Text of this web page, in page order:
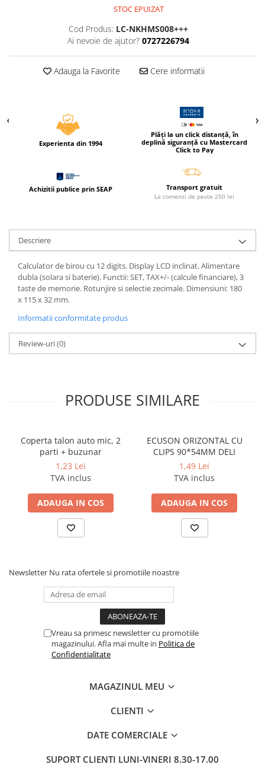
Ierbare scolare
Accesorii pictura
Creioane cerate
Creioane mecanice si rezerve
Cerneala si rezerva pentru stilou
Stilouri
Radiere
Echere, rigle, raportoare, compase,
sabloane, truse geometrie
Compas scolar
Truse geometrie
Foarfeci
Markere evidentiatoare text
Markere speciale pentru desen
Pixuri si rezerve
Carti si jocuri pentru copii
Carti de colorat si povestit
Jocuri / Party
Diverse articole pentru scoala
Instrumente de scris
STOC EPUIZAT
Cod Produs: LC-NKHMS008+++
Ai nevoie de ajutor? 0727226794
Adauga la Favorite Cere informatii
Experienta din 1994
Plăți la un click distanță, în
deplină siguranță cu Mastercard
Click to Pay
Achizitii publice prin SEAP Transport gratuit
La comenzi de peste 250 lei
Descriere
Calculator de birou cu 12 digits. Display LCD inclinat. Alimentare
dubla (solara si baterie). Functii: SET, TAX+/- (calcule financiare), 3
taste de memorie. Rotunjire si selectie zecimale. Dimensiuni: 180
x 115 x 32 mm.
Informatii conformitate produs
Review-uri(0)
PRODUSE SIMILARE
Coperta talon auto mic, 2
parti + buzunar
1,23 Lei
TVA inclus
ADAUGA IN COS
ECUSON ORIZONTAL CU
CLIPS 90*54MM DELI
1,49 Lei
TVA inclus
ADAUGA IN COS
Newsletter Nu rata ofertele si promotiile noastre
Vreau sa primesc newsletter cu promotiile
magazinului. Afla mai multe in Politica de
Confidentialitate
MAGAZINUL MEU
CLIENTI
DATE COMERCIALE
SUPORT CLIENTI LUNI-VINERI 8.30-17.00